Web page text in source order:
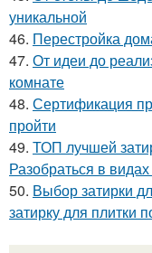
уникальной
46. Перестройка
47. От идеи до
комнате
48. Сертификация
пройти
49. ТОП лучшей
Разобраться в видах
50. Выбор затирки
затирку для плитки